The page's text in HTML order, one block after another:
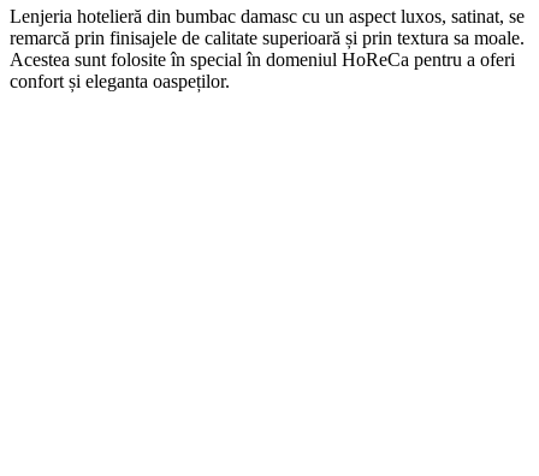
Lenjeria hotelieră din bumbac damasc cu un aspect luxos, satinat, se
remarcă prin finisajele de calitate superioară și prin textura sa moale.
Acestea sunt folosite în special în domeniul HoReCa pentru a oferi
confort și eleganta oaspeților.